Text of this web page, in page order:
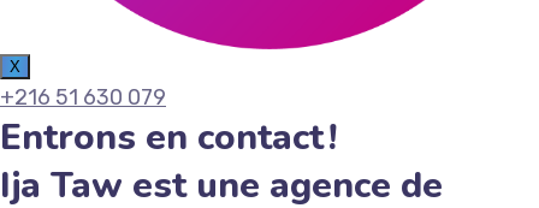
X
+216 51 630 079
Entrons en contact !
Ija Taw est une agence de